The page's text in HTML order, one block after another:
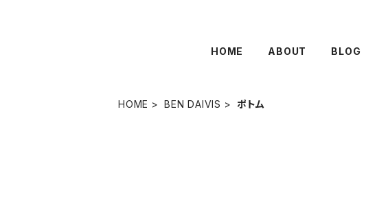
HOME ABOUT BLOG
HOME BEN DAIVIS ポトム